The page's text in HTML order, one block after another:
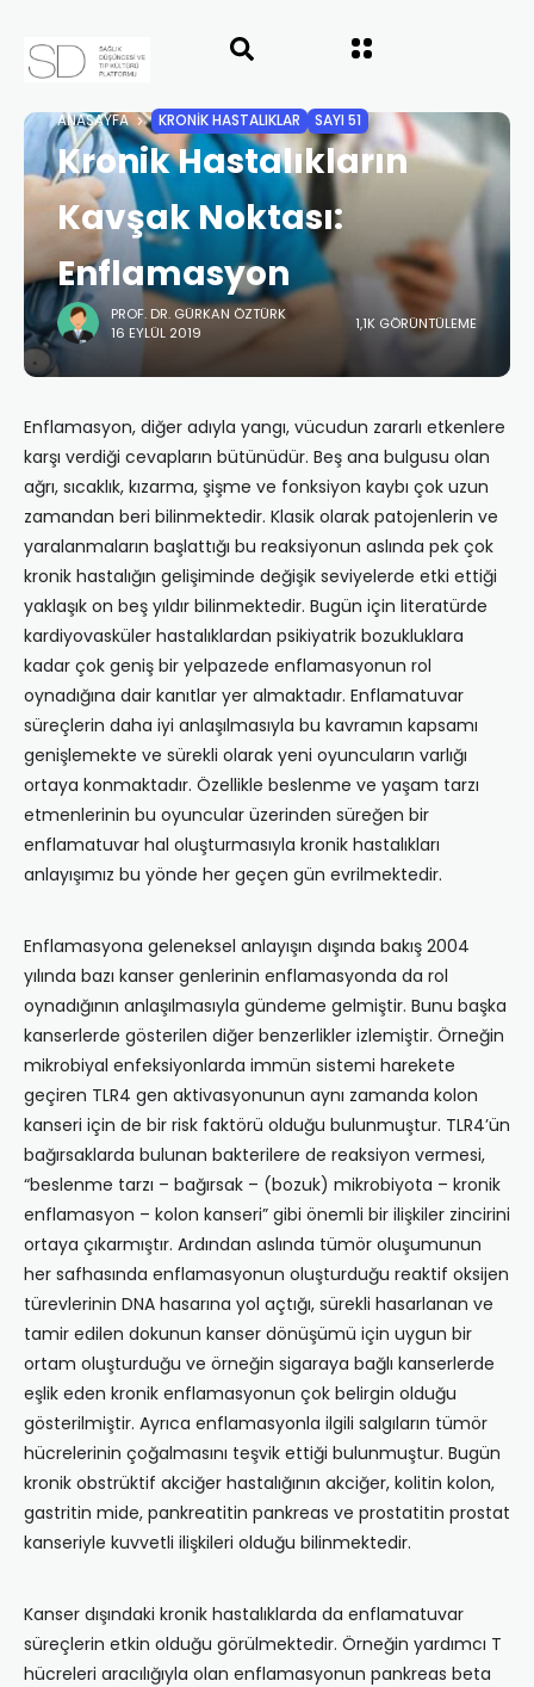
ANASAYFA KRONİK HASTALIKLAR SAYI 51
Kronik Hastalıkların
Kavşak Noktası:
Enflamasyon
PROF. DR. GÜRKAN ÖZTÜRK
16 EYLÜL 2019
1,1K GÖRÜNTÜLEME
Enflamasyon, diğer adıyla yangı, vücudun zararlı etkenlere
karşı verdiği cevapların bütünüdür. Beş ana bulgusu olan
ağrı, sıcaklık, kızarma, şişme ve fonksiyon kaybı çok uzun
zamandan beri bilinmektedir. Klasik olarak patojenlerin ve
yaralanmaların başlattığı bu reaksiyonun aslında pek çok
kronik hastalığın gelişiminde değişik seviyelerde etki ettiği
yaklaşık on beş yıldır bilinmektedir. Bugün için literatürde
kardiyovasküler hastalıklardan psikiyatrik bozukluklara
kadar çok geniş bir yelpazede enflamasyonun rol
oynadığına dair kanıtlar yer almaktadır. Enflamatuvar
süreçlerin daha iyi anlaşılmasıyla bu kavramın kapsamı
genişlemekte ve sürekli olarak yeni oyuncuların varlığı
ortaya konmaktadır. Özellikle beslenme ve yaşam tarzı
etmenlerinin bu oyuncular üzerinden süreğen bir
enflamatuvar hal oluşturmasıyla kronik hastalıkları
anlayışımız bu yönde her geçen gün evrilmektedir.
Enflamasyona geleneksel anlayışın dışında bakış 2004
yılında bazı kanser genlerinin enflamasyonda da rol
oynadığının anlaşılmasıyla gündeme gelmiştir. Bunu başka
kanserlerde gösterilen diğer benzerlikler izlemiştir. Örneğin
mikrobiyal enfeksiyonlarda immün sistemi harekete
geçiren TLR4 gen aktivasyonunun aynı zamanda kolon
kanseri için de bir risk faktörü olduğu bulunmuştur. TLR4’ün
bağırsaklarda bulunan bakterilere de reaksiyon vermesi,
“beslenme tarzı – bağırsak – (bozuk) mikrobiyota – kronik
enflamasyon – kolon kanseri” gibi önemli bir ilişkiler zincirini
ortaya çıkarmıştır. Ardından aslında tümör oluşumunun
her safhasında enflamasyonun oluşturduğu reaktif oksijen
türevlerinin DNA hasarına yol açtığı, sürekli hasarlanan ve
tamir edilen dokunun kanser dönüşümü için uygun bir
ortam oluşturduğu ve örneğin sigaraya bağlı kanserlerde
eşlik eden kronik enflamasyonun çok belirgin olduğu
gösterilmiştir. Ayrıca enflamasyonla ilgili salgıların tümör
hücrelerinin çoğalmasını teşvik ettiği bulunmuştur. Bugün
kronik obstrüktif akciğer hastalığının akciğer, kolitin kolon,
gastritin mide, pankreatitin pankreas ve prostatitin prostat
kanseriyle kuvvetli ilişkileri olduğu bilinmektedir.
Kanser dışındaki kronik hastalıklarda da enflamatuvar
süreçlerin etkin olduğu görülmektedir. Örneğin yardımcı T
hücreleri aracılığıyla olan enflamasyonun pankreas beta